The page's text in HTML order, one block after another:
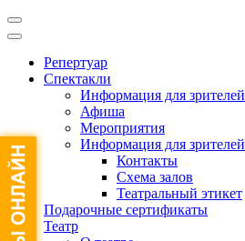
Репертуар
Спектакли
Информация для зрителей
Афиша
Мероприятия
Информация для зрителей
Контакты
Схема залов
Театральный этикет
Подарочные сертификаты
Театр